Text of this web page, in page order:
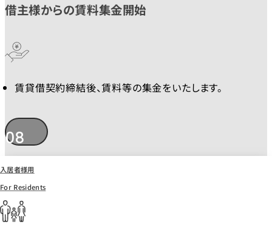
入居者様用
For Residents
借主様からの賃料集金開始
賃貸借契約締結後、賃料等の集金をいたします。
08
オーナー様への送金